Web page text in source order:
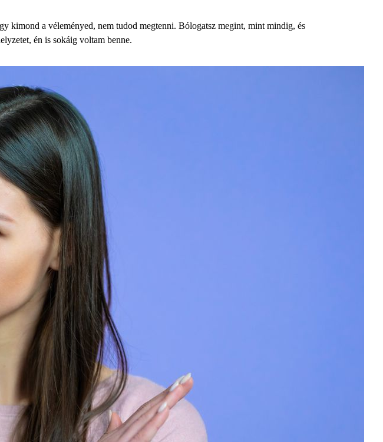
kimond a véleményed, nem tudod megtenni. Bólogatsz megint, mint mindig, és
én is sokáig voltam benne.